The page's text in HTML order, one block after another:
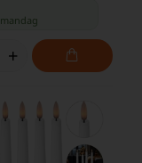
mandag
+